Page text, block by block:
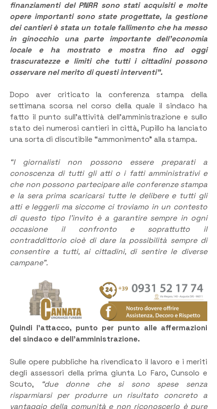
finanziamenti del PNRR sono stati acquisiti e molte
opere importanti sono state progettate, la gestione
dei cantieri è stata un totale fallimento che ha messo
in ginocchio una parte importante dell’economia
locale e ha mostrato e mostra fino ad oggi
trascuratezze e limiti che tutti i cittadini possono
osservare nel merito di questi interventi”.
Dopo aver criticato la conferenza stampa della
settimana scorsa nel corso della quale il sindaco ha
fatto il punto sull’attività dell’amministrazione e sullo
stato dei numerosi cantieri in città, Pupillo ha lanciato
una sorta di discutibile “ammonimento” alla stampa.
“I giornalisti non possono essere preparati a
conoscenza di tutti gli atti o i fatti amministrativi e
che non possono partecipare alle conferenze stampa
e la sera prima scaricarsi tutte le delibere e tutti gli
atti e leggerli ma siccome ci troviamo in un contesto
di questo tipo l’invito è a garantire sempre in ogni
occasione il confronto e soprattutto il
contraddittorio cioè di dare la possibilità sempre di
consentire a tutti, ai cittadini, di sentire le diverse
campane”.
Quindi l’attacco, punto per punto alle affermazioni
del sindaco e dell’amministrazione.
Sulle opere pubbliche ha rivendicato il lavoro e i meriti
degli assessori della prima giunta Lo Faro, Cunsolo e
Scuto,
“due donne che si sono spese senza
risparmiarsi per produrre un risultato concreto a
vantaggio della comunità e non riconoscerlo è pure